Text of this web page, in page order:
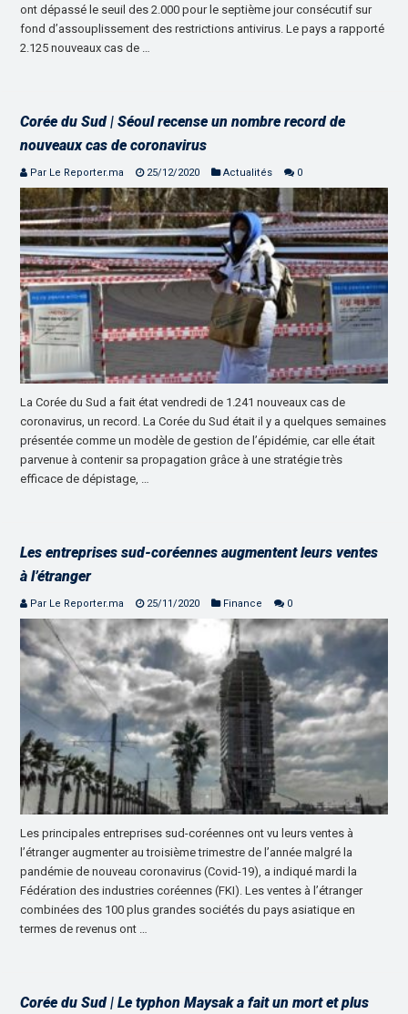
ont dépassé le seuil des 2.000 pour le septième jour consécutif sur
fond d’assouplissement des restrictions antivirus. Le pays a rapporté
2.125 nouveaux cas de …
Corée du Sud | Séoul recense un nombre record de
nouveaux cas de coronavirus
Par Le Reporter.ma 25/12/2020 Actualités 0
La Corée du Sud a fait état vendredi de 1.241 nouveaux cas de
coronavirus, un record. La Corée du Sud était il y a quelques semaines
présentée comme un modèle de gestion de l’épidémie, car elle était
parvenue à contenir sa propagation grâce à une stratégie très
efficace de dépistage, …
Les entreprises sud-coréennes augmentent leurs ventes
à l’étranger
Par Le Reporter.ma 25/11/2020 Finance 0
Les principales entreprises sud-coréennes ont vu leurs ventes à
l’étranger augmenter au troisième trimestre de l’année malgré la
pandémie de nouveau coronavirus (Covid-19), a indiqué mardi la
Fédération des industries coréennes (FKI). Les ventes à l’étranger
combinées des 100 plus grandes sociétés du pays asiatique en
termes de revenus ont …
Corée du Sud | Le typhon Maysak a fait un mort et plus